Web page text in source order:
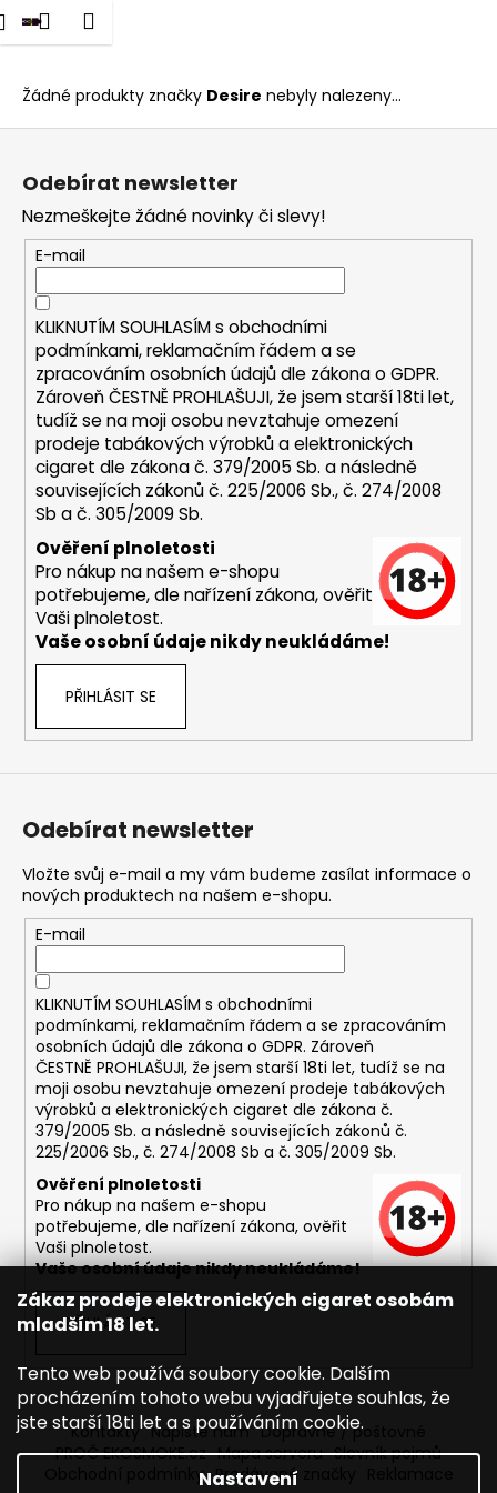
Zákaz prodeje elektronických cigaret osobám
mladším 18 let.
Tento web používá soubory cookie. Dalším
procházením tohoto webu vyjadřujete souhlas, že
jste starší 18ti let a s používáním cookie.
Nastavení
Přejít
na
Přihlášení
Nákupní
Desire
Žádné produkty značky Desire nebyly nalezeny...
K
o
k C
p
o
t
e
b
u
e
e
n
a
?
o
p
o
u
u
m
DEKANG
DESERT
SHIP
10ML
18MG
169
Kč
Původně:
Kč
Odebírat newsletter
Nezmeškejte žádné novinky či slevy!
E-mail
KLIKNUTÍM SOUHLASÍM s obchodními
podmínkami,reklamačním řádem a se
zpracováním osobních údajů dle zákona oGDPR.
Zároveň ČESTNĚ PROHLAŠUJI, že jsem starší 18ti let,
tudíž se na moji osobu nevztahuje omezení
prodeje tabákových výrobků a elektronických
cigaret dle zákona č. 379/2005 Sb. a následně
souvisejících zákonů č. 225/2006 Sb., č. 274/2008
Sb a č. 305/2009 Sb.
Ověření plnoletosti
Pro nákup na našem e-shopu
potřebujeme, dle nařízení zákona, ověřit
Vaši plnoletost.
Vaše osobní údaje nikdy neukládáme!
PŘIHLÁSIT SE
Odebírat newsletter
Vložte svůj e-mail a my vám budeme zasílat informace o
nových produktech na našem e-shopu.
E-mail
KLIKNUTÍM SOUHLASÍM s obchodními
podmínkami, reklamačním řádem a se zpracováním
osobních údajů dle zákona o GDPR. Zároveň
ČESTNĚ PROHLAŠUJI, že jsem starší 18ti let, tudíž se na
moji osobu nevztahuje omezení prodeje tabákových
výrobků a elektronických cigaret dle zákona č.
379/2005 Sb. a následně souvisejících zákonů č.
225/2006 Sb., č. 274/2008 Sb a č. 305/2009 Sb.
Ověření plnoletosti
Pro nákup na našem e-shopu
potřebujeme, dle nařízení zákona, ověřit
Vaši plnoletost.
Vaše osobní údaje nikdy neukládáme!
PŘIHLÁSIT SE
Kontakty Napište nám Dopravné / poštovné
PROČ EKOSMOKE.cz Mapa serveru Slovník pojmů
Obchodní podmínky Prodávané značky